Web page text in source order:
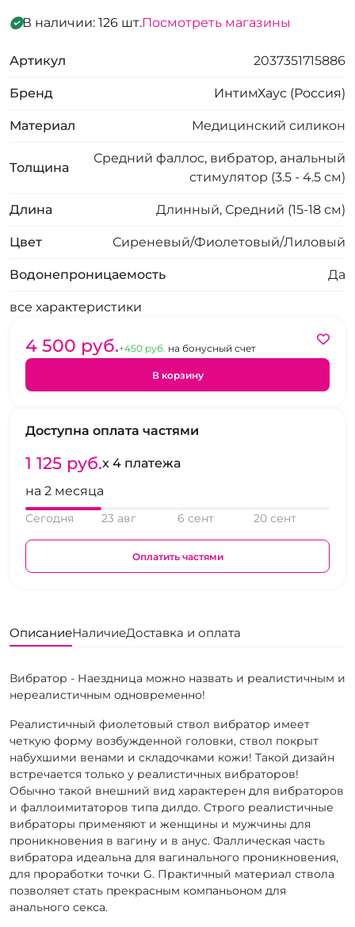
В наличии: 126 шт.Посмотреть магазины
Артикул 2037351715886
Бренд ИнтимХаус (Россия)
Материал Медицинский силикон
Толщина
Средний фаллос, вибратор, анальный
стимулятор (3.5 - 4.5 см)
Длина Длинный, Средний (15-18 см)
Цвет Сиреневый/Фиолетовый/Лиловый
Водонепроницаемость Да
все характеристики
4 500 pуб.+450 pуб. на бонусный счет
В корзину
Доступна оплата частями
1 125 pуб.x 4 платежа
на 2 месяца
Сегодня 23 авг 6 сент 20 сент
Оплатить частями
ОписаниеНаличиеДоставка и оплата
Вибратор - Наездница можно назвать и реалистичным и
нереалистичным одновременно!
Реалистичный фиолетовый ствол вибратор имеет
четкую форму возбужденной головки, ствол покрыт
набухшими венами и складочками кожи! Такой дизайн
встречается только у реалистичных вибраторов!
Обычно такой внешний вид характерен для вибраторов
и фаллоимитаторов типа дилдо. Строго реалистичные
вибраторы применяют и женщины и мужчины для
проникновения в вагину и в анус. Фаллическая часть
вибратора идеальна для вагинального проникновения,
для проработки точки G. Практичный материал ствола
позволяет стать прекрасным компаньоном для
анального секса.